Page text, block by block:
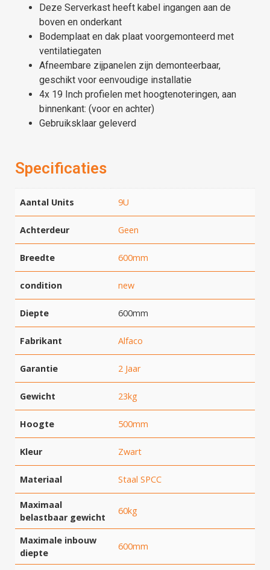
Deze Serverkast heeft kabel ingangen aan de
boven en onderkant
Bodemplaat en dak plaat voorgemonteerd met
ventilatiegaten
Afneembare zijpanelen zijn demonteerbaar,
geschikt voor eenvoudige installatie
4x 19 Inch profielen met hoogtenoteringen, aan
binnenkant: (voor en achter)
Gebruiksklaar geleverd
Specificaties
Aantal Units 9U
Achterdeur Geen
Breedte 600mm
condition new
Diepte 600mm
Fabrikant Alfaco
Garantie 2 Jaar
Gewicht 23kg
Hoogte 500mm
Kleur Zwart
Materiaal Staal SPCC
Maximaal
belastbaar gewicht
60kg
Maximale inbouw
diepte
600mm